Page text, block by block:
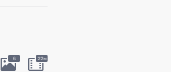
6 22м